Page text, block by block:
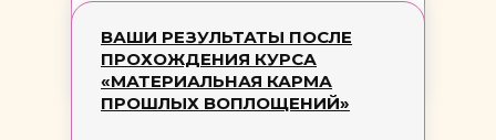
ВАШИ РЕЗУЛЬТАТЫ ПОСЛЕ
ПРОХОЖДЕНИЯ КУРСА
«МАТЕРИАЛЬНАЯ КАРМА
ПРОШЛЫХ ВОПЛОЩЕНИЙ»